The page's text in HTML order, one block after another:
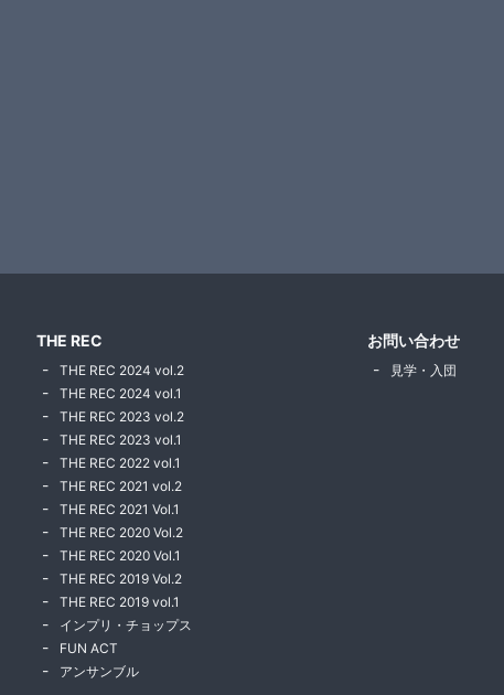
THE REC
THE REC 2024 vol.2
THE REC 2024 vol.1
THE REC 2023 vol.2
THE REC 2023 vol.1
THE REC 2022 vol.1
THE REC 2021 vol.2
THE REC 2021 Vol.1
THE REC 2020 Vol.2
THE REC 2020 Vol.1
THE REC 2019 Vol.2
THE REC 2019 vol.1
インプリ・チョップス
FUN ACT
アンサンブル
お問い合わせ
見学・入団